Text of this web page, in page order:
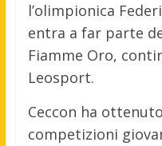
l’olimpionica
entra a far parte
Fiamme Oro,
Leosport.
Ceccon ha
competizioni